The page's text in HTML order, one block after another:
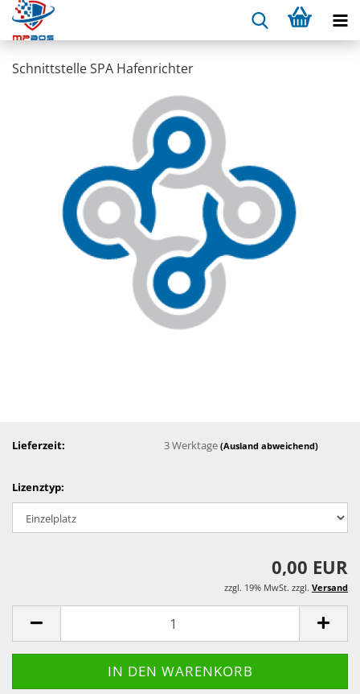
Schnitt­stel­le SPA Ha­fen­rich­ter
Lieferzeit: 3 Werktage(Ausland abweichend)
Lizenztyp:
0,00 EUR
zzgl. 19% MwSt. zzgl. Versand